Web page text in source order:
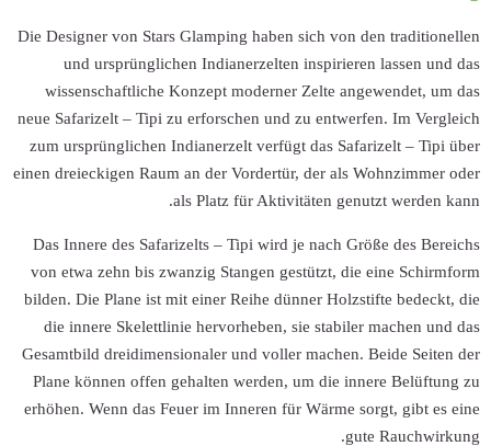
Die Designer von
und
neue Safarizelt –
zum
einen dreieckigen
Das Innere des
von etwa zehn
bilden. Die Plane
die innere
Gesamtbild
Plane können
erhöhen. Wenn